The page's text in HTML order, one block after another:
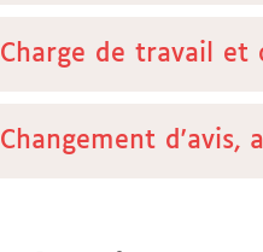
Charge de travail et
Changement d'avis,